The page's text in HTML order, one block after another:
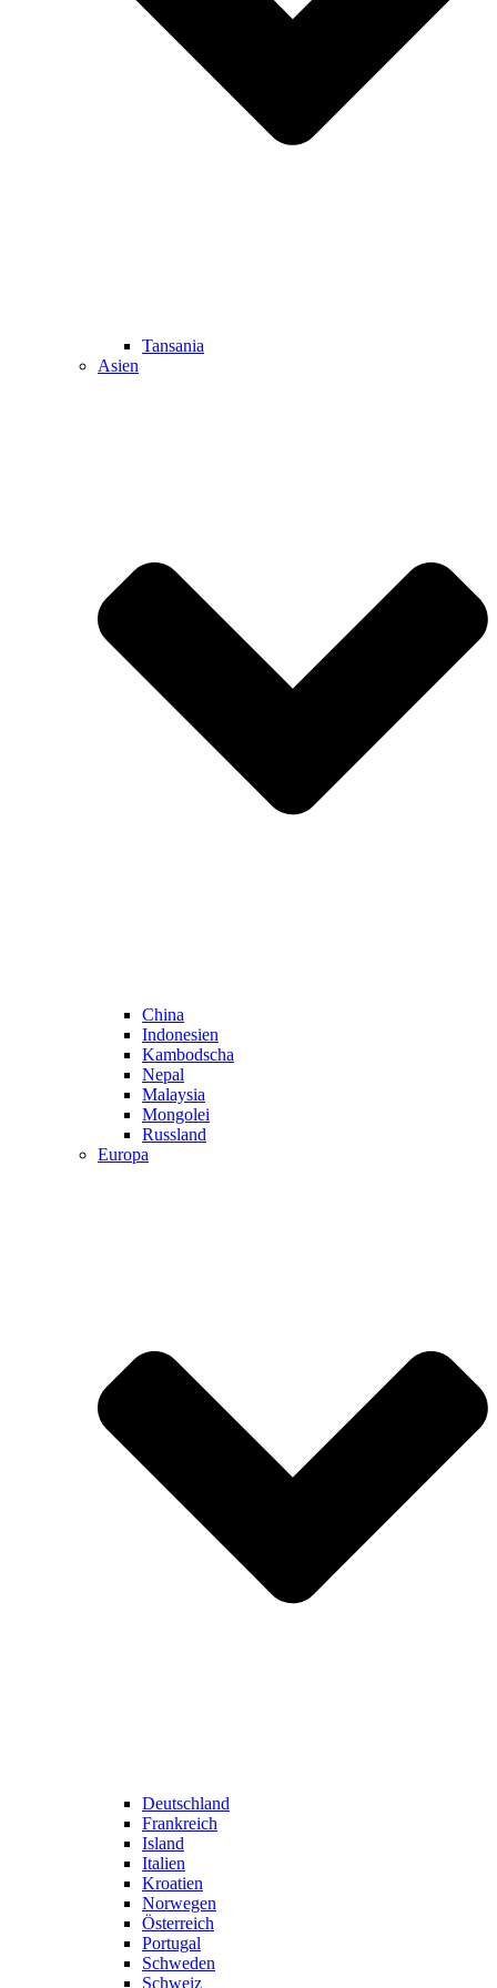
Tansania
Asien
China
Indonesien
Kambodscha
Nepal
Malaysia
Mongolei
Russland
Europa
Deutschland
Frankreich
Island
Italien
Kroatien
Norwegen
Österreich
Portugal
Schweden
Schweiz